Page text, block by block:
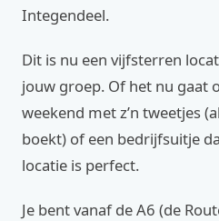
Integendeel.
Dit is nu een vijfsterren
jouw groep. Of het nu gaat
weekend met z’n tweetjes
boekt) of een bedrijfsuitje
locatie is perfect.
Je bent vanaf de A6 (de